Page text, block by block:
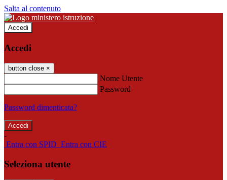
Salta al contenuto
Accedi
Accedi
button close ×
Nome Utente
Password
Password dimenticata?
-
Entra con SPID Entra con CIE
Seleziona utente